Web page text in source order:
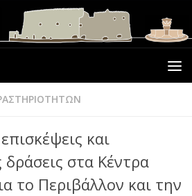
και
στα Κέντρα
το Περιβάλλον και την